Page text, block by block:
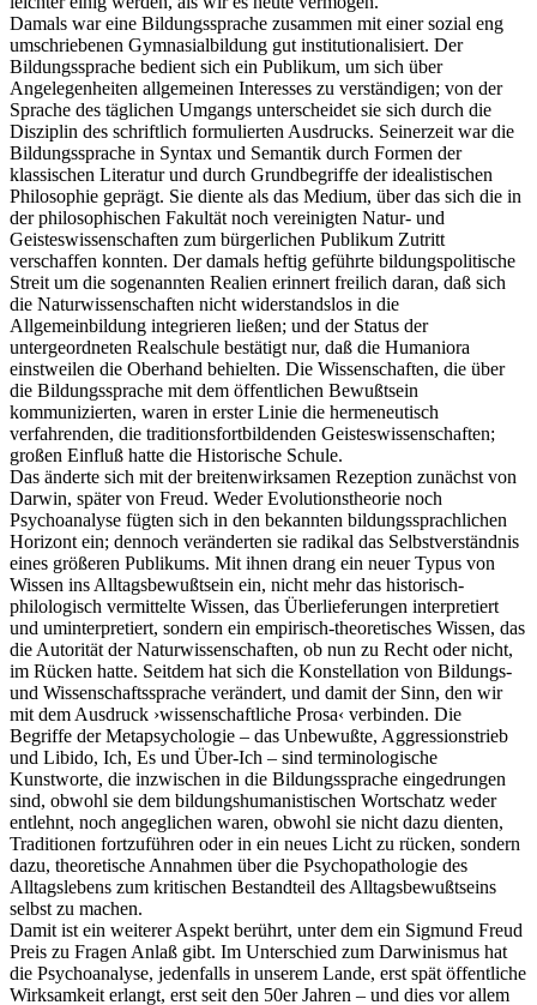
Damals war eine Bildungssprache zusammen mit einer sozial eng
umschriebenen Gymnasialbildung gut institutionalisiert. Der
Bildungssprache bedient sich ein Publikum, um sich über
Angelegenheiten allgemeinen Interesses zu verständigen; von der
Sprache des täglichen Umgangs unterscheidet sie sich durch die
Disziplin des schriftlich formulierten Ausdrucks. Seinerzeit war die
Bildungssprache in Syntax und Semantik durch Formen der
klassischen Literatur und durch Grundbegriffe der idealistischen
Philosophie geprägt. Sie diente als das Medium, über das sich die in
der philosophischen Fakultät noch vereinigten Natur- und
Geisteswissenschaften zum bürgerlichen Publikum Zutritt
verschaffen konnten. Der damals heftig geführte bildungspolitische
Streit um die sogenannten Realien erinnert freilich daran, daß sich
die Naturwissenschaften nicht widerstandslos in die
Allgemeinbildung integrieren ließen; und der Status der
untergeordneten Realschule bestätigt nur, daß die Humaniora
einstweilen die Oberhand behielten. Die Wissenschaften, die über
die Bildungssprache mit dem öffentlichen Bewußtsein
kommunizierten, waren in erster Linie die hermeneutisch
verfahrenden, die traditionsfortbildenden Geisteswissenschaften;
großen Einfluß hatte die Historische Schule.
Das änderte sich mit der breitenwirksamen Rezeption zunächst von
Darwin, später von Freud. Weder Evolutionstheorie noch
Psychoanalyse fügten sich in den bekannten bildungssprachlichen
Horizont ein; dennoch veränderten sie radikal das Selbstverständnis
eines größeren Publikums. Mit ihnen drang ein neuer Typus von
Wissen ins Alltagsbewußtsein ein, nicht mehr das historisch-
philologisch vermittelte Wissen, das Überlieferungen interpretiert
und uminterpretiert, sondern ein empirisch-theoretisches Wissen, das
die Autorität der Naturwissenschaften, ob nun zu Recht oder nicht,
im Rücken hatte. Seitdem hat sich die Konstellation von Bildungs-
und Wissenschaftssprache verändert, und damit der Sinn, den wir
mit dem Ausdruck ›wissenschaftliche Prosa‹ verbinden. Die
Begriffe der Metapsychologie – das Unbewußte, Aggressionstrieb
und Libido, Ich, Es und Über-Ich – sind terminologische
Kunstworte, die inzwischen in die Bildungssprache eingedrungen
sind, obwohl sie dem bildungshumanistischen Wortschatz weder
entlehnt, noch angeglichen waren, obwohl sie nicht dazu dienten,
Traditionen fortzuführen oder in ein neues Licht zu rücken, sondern
dazu, theoretische Annahmen über die Psychopathologie des
Alltagslebens zum kritischen Bestandteil des Alltagsbewußtseins
selbst zu machen.
Damit ist ein weiterer Aspekt berührt, unter dem ein Sigmund Freud
Preis zu Fragen Anlaß gibt. Im Unterschied zum Darwinismus hat
die Psychoanalyse, jedenfalls in unserem Lande, erst spät öffentliche
Wirksamkeit erlangt, erst seit den 50er Jahren – und dies vor allem